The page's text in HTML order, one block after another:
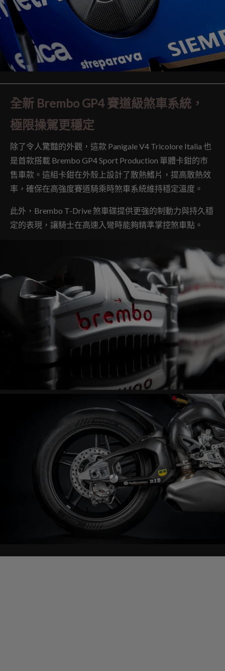
全新 Brembo GP4 賽道級煞車系統，
極限操駕更穩定
除了令人驚豔的外觀，這款 Panigale V4 Tricolore Italia 也
是首款搭載 Brembo GP4 Sport Production 單體卡鉗的市
售車款。這組卡鉗在外殼上設計了散熱鰭片，提高散熱效
率，確保在高強度賽道騎乘時煞車系統維持穩定溫度。
此外，Brembo T-Drive 煞車碟提供更強的制動力與持久穩
定的表現，讓騎士在高速入彎時能夠精準掌控煞車點。